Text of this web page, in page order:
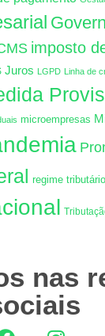
imposto
Juros LGPD Linha de
microempresas
regime tributário
nas